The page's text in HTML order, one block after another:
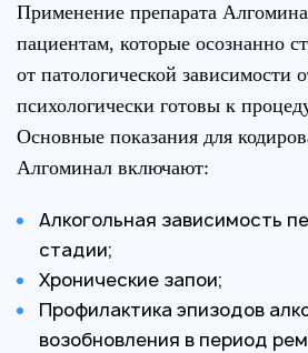
Применение препарата
пациентам, которые осознанно
от патологической зависимости
психологически готовы к
Основные показания для
Алгоминал включают:
Алкогольная зависимость
стадии;
Хронические запои;
Профилактика эпизодов
возобновления в период